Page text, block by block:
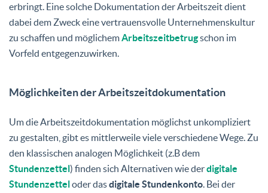
erbringt. Eine solche Dokumentation der Arbeitszeit dient
dabei dem Zweck eine vertrauensvolle Unternehmenskultur
zu schaffen und möglichemArbeitszeitbetrugschon im
Vorfeld entgegenzuwirken.
Möglichkeiten der Arbeitszeitdokumentation
Um die Arbeitszeitdokumentation möglichst unkompliziert
zu gestalten, gibt es mittlerweile viele verschiedene Wege. Zu
den klassischen analogen Möglichkeit (z.B dem
Stundenzettel) finden sich Alternativen wie derdigitale
Stundenzetteloder dasdigitale Stundenkonto. Bei der